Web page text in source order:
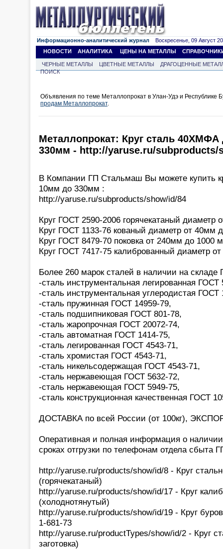
Информационно-аналитический журнал Воскресенье, 09 Август
НОВОСТИ
АНАЛИТИКА ЦЕНЫ НА МЕТАЛЛЫ
ЧЕРНЫЕ МЕТАЛЛЫ ЦВЕТНЫЕ МЕТАЛЛЫ
ДРАГОЦЕННЫЕ
ПОИСК
Объявления по теме Металлопрокат в Улан-Удэ и Республике
продам Металлопрокат.
Металлопрокат: Круг сталь
330мм - http://yaruse.ru/subproducts/
В Компании ГП Стальмаш Вы можете купить
10мм до 330мм :
http://yaruse.ru/subproducts/show/id/84
Круг ГОСТ 2590-2006 горячекатаный
Круг ГОСТ 1133-76 кованый диаметр от 40мм
Круг ГОСТ 8479-70 поковка от 240мм до 1000
Круг ГОСТ 7417-75 калиброванный диаметр
Более 260 марок сталей в наличии на
-сталь инструментальная легированная ГОСТ
-сталь инструментальная углеродистая ГОСТ
-сталь пружинная ГОСТ 14959-79,
-сталь подшипниковая ГОСТ 801-78,
-сталь жаропрочная ГОСТ 20072-74,
-сталь автоматная ГОСТ 1414-75,
-сталь легированная ГОСТ 4543-71,
-сталь хромистая ГОСТ 4543-71,
-сталь никельсодержащая ГОСТ 4543-71,
-сталь нержавеющая ГОСТ 5632-72,
-сталь нержавеющая ГОСТ 5949-75,
-сталь конструкционная качественная ГОСТ
ДОСТАВКА по всей России (от 100кг),
Оперативная и полная информация о
сроках отгрузки по телефонам отдела сбыта
http://yaruse.ru/products/show/id/8 - Круг
(горячекатаный)
http://yaruse.ru/products/show/id/17 - Круг
(холоднотянутый)
http://yaruse.ru/products/show/id/19 - Круг
1-681-73
http://yaruse.ru/productTypes/show/id/2 - Круг
заготовка)